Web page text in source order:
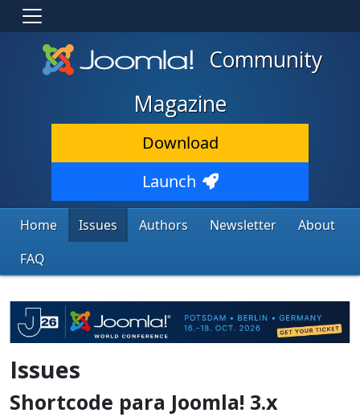
Community
Magazine
Download
Launch
Home Issues Authors Newsletter
About
FAQ
Issues
Shortcode para Joomla! 3.x